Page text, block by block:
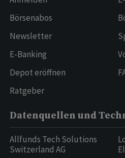
Börsenabos
Newsletter
E-Banking
Depot eröffnen
Ratgeber
Datenquellen und
Allfunds Tech Solutions
Switzerland AG